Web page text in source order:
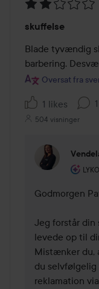
2
ud
af
5
skuffelse
Blade tyvændig
barbering.
Oversat fra
1 likes
504 visninger
Godmorgen
Jeg forstår din
levede op til
Mistænker du,
du
reklamation